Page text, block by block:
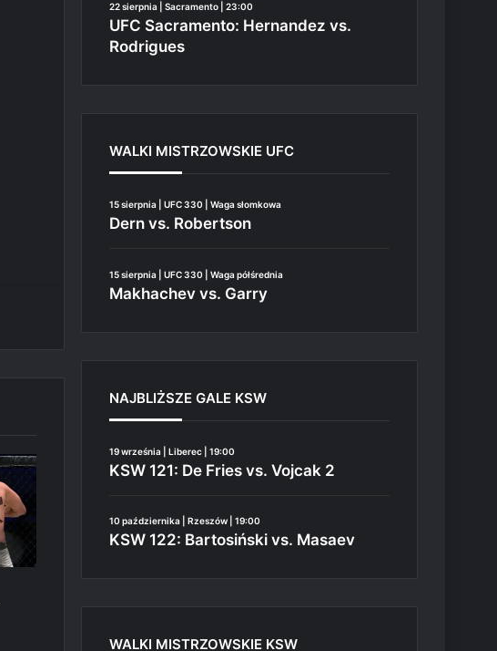
22 sierpnia | Sacramento | 23:00
UFC Sacramento: Hernandez vs.
Rodrigues
WALKI MISTRZOWSKIE UFC
15 sierpnia | UFC 330 | Waga słomkowa
Dern vs. Robertson
15 sierpnia | UFC 330 | Waga półśrednia
Makhachev vs. Garry
NAJBLIŻSZE GALE KSW
19 września | Liberec | 19:00
KSW 121: De Fries vs. Vojcak 2
10 października | Rzeszów | 19:00
KSW 122: Bartosiński vs. Masaev
WALKI MISTRZOWSKIE KSW